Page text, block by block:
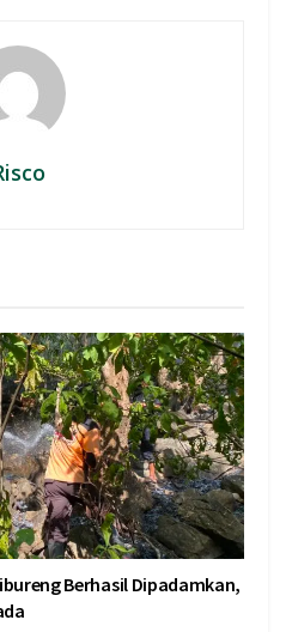
Berhasil Dipadamkan,